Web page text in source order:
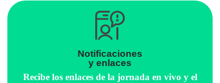
Notificaciones
y enlaces
Recibe los enlaces de la jornada en vivo y el